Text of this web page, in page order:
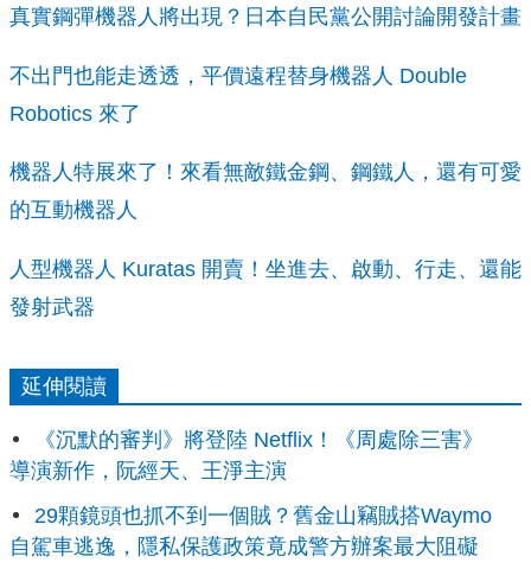
真實鋼彈機器人將出現？日本自民黨公開討論開發計畫
不出門也能走透透，平價遠程替身機器人 Double
Robotics 來了
機器人特展來了！來看無敵鐵金鋼、鋼鐵人，還有可愛
的互動機器人
人型機器人 Kuratas 開賣！坐進去、啟動、行走、還能
發射武器
延伸閱讀
《沉默的審判》將登陸 Netflix！《周處除三害》
導演新作，阮經天、王淨主演
29顆鏡頭也抓不到一個賊？舊金山竊賊搭Waymo
自駕車逃逸，隱私保護政策竟成警方辦案最大阻礙